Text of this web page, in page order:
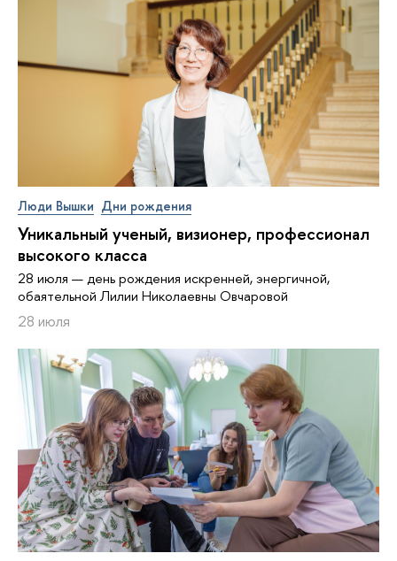
Люди Вышки Дни рождения
Уникальный ученый, визионер, про­фес­си­о­нал
высокого класса
28 июля — день рождения искренней, энергичной,
обаятельной Лилии Николаевны Овчаровой
28 июля